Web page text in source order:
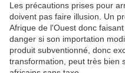
Les précautions prises pour
doivent pas faire illusion. Un
Afrique de l'Ouest donc
danger si son importation
produit subventionné, donc
transformation, peut très bien